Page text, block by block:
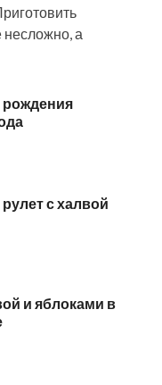
а
рождения
с халвой
и яблоками в